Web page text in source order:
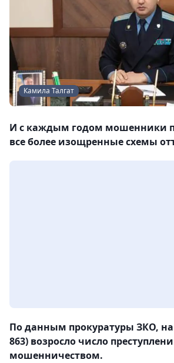
Камила Талгат
И с каждым годом мошенники
все более изощренные схемы
По данным прокуратуры ЗКО, на
863) возросло число
мошенничеством.